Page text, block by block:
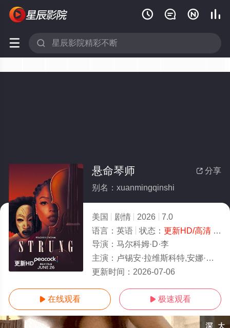
   
 
更新HD
 分享
悬命琴师
别名：xuanmingqinshi
美国 剧情 2026
7.0
语言： 英语 状态： 更新HD/高清- 免费在线观看
导演： 马尔科姆·D·李
主演： 卢锡安·拉维斯科特,安娜·迪奥普,兰利·柯克伍德,林恩·惠特菲尔德,菲利普·韦利
更新时间： 2026-07-06
 在线观看  极速观看